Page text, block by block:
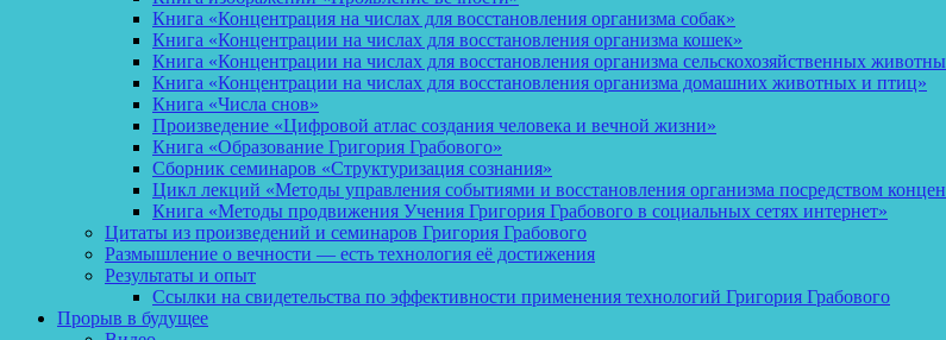
Книга «Концентрация на числах для восстановления организма собак»
Книга «Концентрации на числах для восстановления организма кошек»
Книга «Концентрации на числах для восстановления организма сельскохозяйственных
Книга «Концентрации на числах для восстановления организма домашних животных и птиц»
Книга «Числа снов»
Произведение «Цифровой атлас создания человека и вечной жизни»
Книга «Образование Григория Грабового»
Сборник семинаров «Структуризация сознания»
Цикл лекций «Методы управления событиями и восстановления организма посредством
Книга «Методы продвижения Учения Григория Грабового в социальных сетях интернет»
Цитаты из произведений и семинаров Григория Грабового
Размышление о вечности — есть технология её достижения
Результаты и опыт
Ссылки на свидетельства по эффективности применения технологий Григория Грабового
Прорыв в будущее